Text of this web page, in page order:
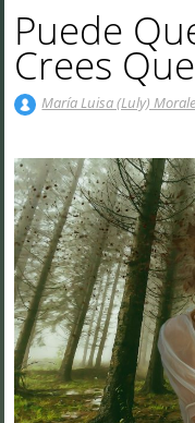
Puede
Crees
María Luisa (Luly)